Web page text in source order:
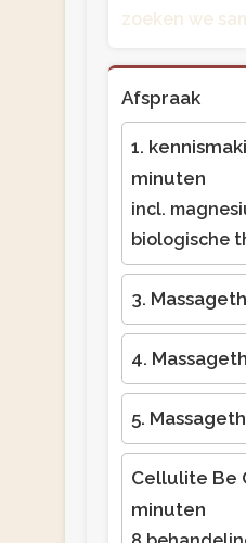
zoeken we
Afspraak
1.
minuten
incl.
biologische
3.
4.
5.
Cellulite Be
minuten